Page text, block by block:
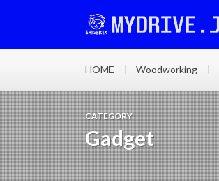
HOME Woodworking
CATEGORY
Gadget